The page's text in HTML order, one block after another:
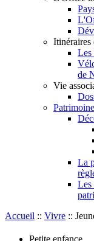
Itinéraires
Les
de
Vie
Patrimoine
La
Les
Accueil :: Vivre ::
Petite enfance